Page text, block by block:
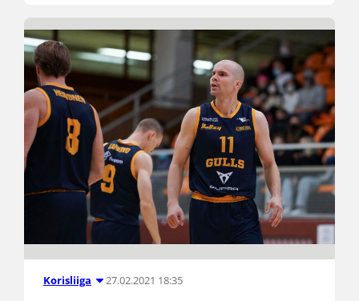
Korisliiga 27.02.2021 18:35